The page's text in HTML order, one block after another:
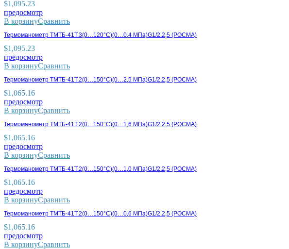
$1,095.23
предосмотр
В корзинуСравнить
Термоманометр ТМТБ-41Т.3(0…120°С)(0…0,4 МПа)G1/2.2,5 (РОСМА)
$1,095.23
предосмотр
В корзинуСравнить
Термоманометр ТМТБ-41Т.2(0…150°С)(0…2,5 МПа)G1/2.2,5 (РОСМА)
$1,065.16
предосмотр
В корзинуСравнить
Термоманометр ТМТБ-41Т.2(0…150°С)(0…1,6 МПа)G1/2.2,5 (РОСМА)
$1,065.16
предосмотр
В корзинуСравнить
Термоманометр ТМТБ-41Т.2(0…150°С)(0…1,0 МПа)G1/2.2,5 (РОСМА)
$1,065.16
предосмотр
В корзинуСравнить
Термоманометр ТМТБ-41Т.2(0…150°С)(0…0,6 МПа)G1/2.2,5 (РОСМА)
$1,065.16
предосмотр
В корзинуСравнить